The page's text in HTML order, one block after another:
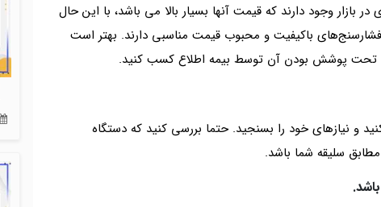
بازار وجود دارند که قیمت آنها بسیار بالا می باشد، با این حال
فشارسنج‌های باکیفیت و محبوب قیمت مناسبی دارند. بهتر است
و تحت پوشش بودن آن توسط بیمه اطلاع کسب کنید.
و نیازهای خود را بسنجید. حتما بررسی کنید که دستگاه
سلیقه شما باشد.